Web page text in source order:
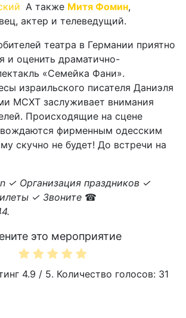
А также Митя Фомин,
актер и телеведущий.
театра в Германии приятно
и оценить драматично-
«Семейка Фани».
израильского писателя Даниэля
МСХТ заслуживает внимания
Происходящие на сцене
фирменным одесским
скучно не будет! До встречи на
✓ Организация праздников ✓
✓ Звоните ☎
это мероприятие
4.9 / 5. Количество голосов: 31